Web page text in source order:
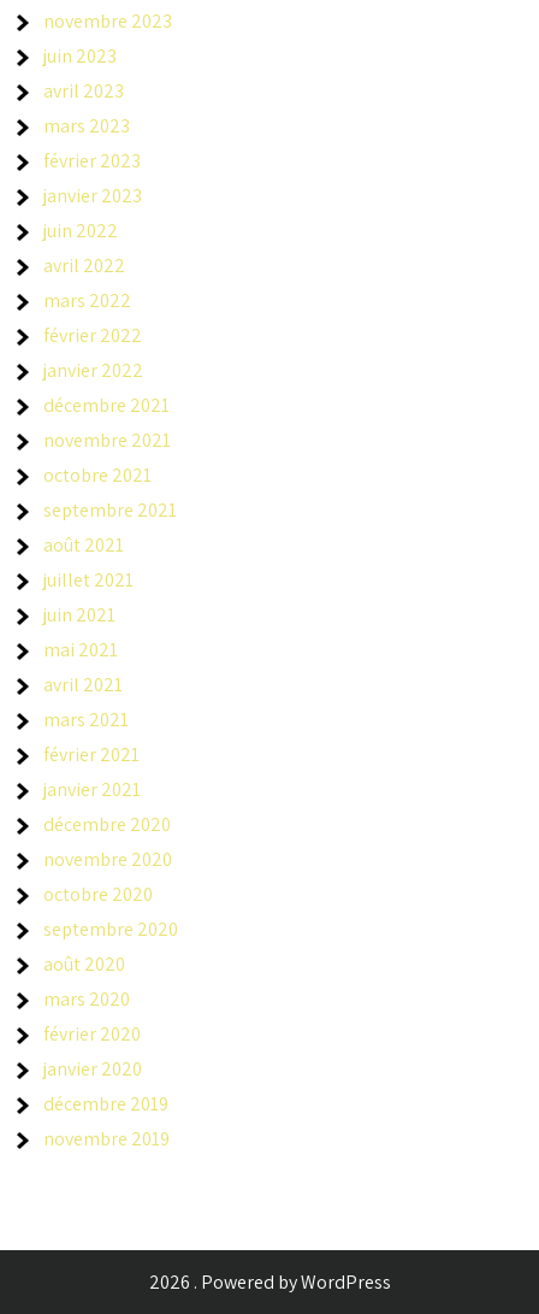
novembre 2023
juin 2023
avril 2023
mars 2023
février 2023
janvier 2023
juin 2022
avril 2022
mars 2022
février 2022
janvier 2022
décembre 2021
novembre 2021
octobre 2021
septembre 2021
août 2021
juillet 2021
juin 2021
mai 2021
avril 2021
mars 2021
février 2021
janvier 2021
décembre 2020
novembre 2020
octobre 2020
septembre 2020
août 2020
mars 2020
février 2020
janvier 2020
décembre 2019
novembre 2019
2026 . Powered by WordPress